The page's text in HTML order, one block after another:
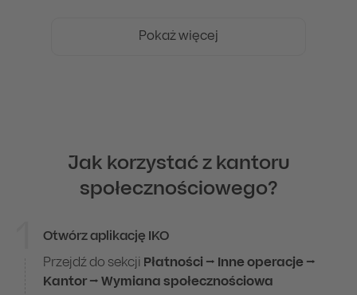
Pokaż więcej
Jak korzystać z kantoru
społecznościowego?
Jak korzystać z kantoru
Otwórz aplikację IKO
Przejdź do sekcji Płatności ⭢ Inne operacje ⭢
Kantor ⭢ Wymiana społecznościowa